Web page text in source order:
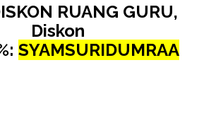
RUANG GURU,
Diskon
SYAMSURIDUMRAA